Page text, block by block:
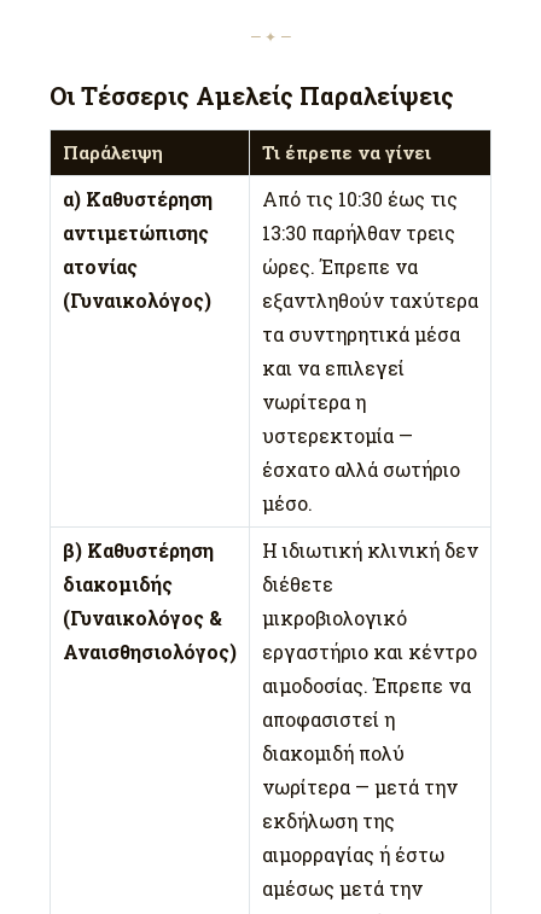
— ✦ —
Οι Τέσσερις Αμελείς Παραλείψεις
Παράλειψη Τι έπρεπε να γίνει
α) Καθυστέρηση
αντιμετώπισης
ατονίας
(Γυναικολόγος)
Από τις 10:30 έως τις
13:30 παρήλθαν τρεις
ώρες. Έπρεπε να
εξαντληθούν ταχύτερα
τα συντηρητικά μέσα
και να επιλεγεί
νωρίτερα η
υστερεκτομία —
έσχατο αλλά σωτήριο
μέσο.
β) Καθυστέρηση
διακομιδής
(Γυναικολόγος &
Αναισθησιολόγος)
Η ιδιωτική κλινική δεν
διέθετε
μικροβιολογικό
εργαστήριο και κέντρο
αιμοδοσίας. Έπρεπε να
αποφασιστεί η
διακομιδή πολύ
νωρίτερα — μετά την
εκδήλωση της
αιμορραγίας ή έστω
αμέσως μετά την